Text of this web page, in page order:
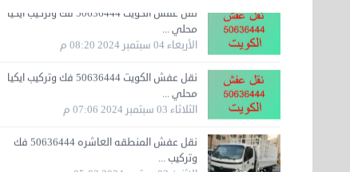
الثلاثاء 03 سبتمبر 2024 07:06 م
وتركيب ...
الإثنين 02 سبتمبر 2024 05:02 م
وتركيب ...
الإثنين 02 سبتمبر 2024 05:01 م